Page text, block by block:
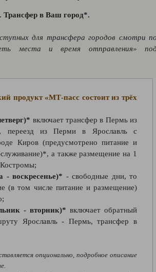
в Ваш город*.
для трансфера городов смотри
места и время отправления»
продукт «МТ-пасс состоит из трёх
включает трансфер в Пермь из
переезд из Перми в Ярославль с
Киров (предусмотрено питание и
а также размещение на 1
- воскресенье)* - свободные дни, то
(в том числе питание и размещение)
- вторник)* включает обратный
Ярославль - Пермь, трансфер в
опционально, подробное описание